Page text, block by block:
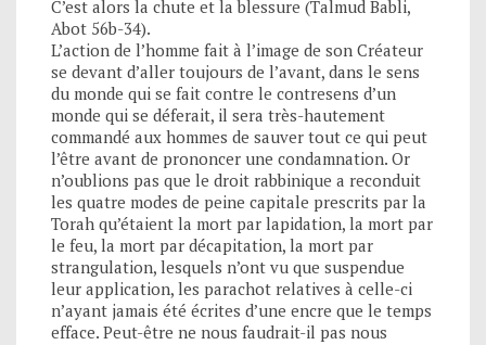
C’est alors la chute et la blessure (Talmud Babli,
Abot 56b-34).
L’action de l’homme fait à l’image de son Créateur
se devant d’aller toujours de l’avant, dans le sens
du monde qui se fait contre le contresens d’un
monde qui se déferait, il sera très-hautement
commandé aux hommes de sauver tout ce qui peut
l’être avant de prononcer une condamnation. Or
n’oublions pas que le droit rabbinique a reconduit
les quatre modes de peine capitale prescrits par la
Torah qu’étaient la mort par lapidation, la mort par
le feu, la mort par décapitation, la mort par
strangulation, lesquels n’ont vu que suspendue
leur application, les parachot relatives à celle-ci
n’ayant jamais été écrites d’une encre que le temps
efface. Peut-être ne nous faudrait-il pas nous